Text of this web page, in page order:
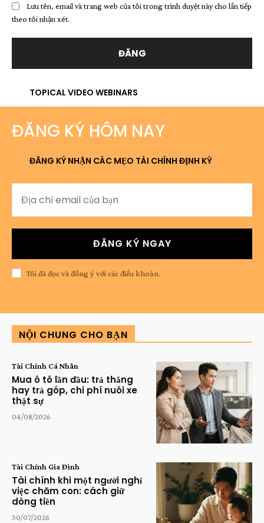
Lưu tên, email và trang web của tôi trong trình duyệt này cho lần tiếp
theo tôi nhận xét.
TOPICAL VIDEO WEBINARS
ĐĂNG KÝ HÔM NAY
ĐĂNG KÝ NHẬN CÁC MẸO TÀI CHÍNH ĐỊNH KỲ
ĐĂNG KÝ NGAY
Tôi đã đọc và đồng ý với các điều khoản.
NỘI CHUNG CHO BẠN
Tài Chính Cá Nhân
Mua ô tô lần đầu: trả thẳng
hay trả góp, chi phí nuôi xe
thật sự
04/08/2026
Tài Chính Gia Đình
Tài chính khi một người nghỉ
việc chăm con: cách giữ
dòng tiền
30/07/2026